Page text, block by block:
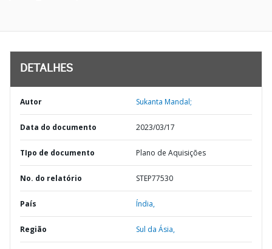
DETALHES
Autor Sukanta Mandal;
Data do documento 2023/03/17
TIpo de documento Plano de Aquisições
No. do relatório STEP77530
País Índia,
Região Sul da Ásia,